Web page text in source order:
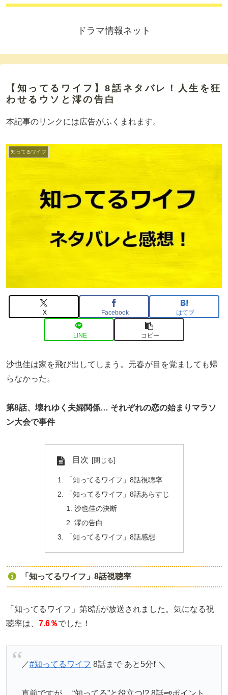
ドラマ情報ネット
【知ってるワイフ】8話ネタバレ！人生を狂
わせるウソと澪の告白
本記事のリンクには広告がふくまれます。
知ってるワイフ
X Facebook はてブ
LINE コピー
沙也佳は家を飛び出してしまう。元春が目を覚ましても帰
らなかった。
第8話、壊れゆく夫婦関係… それぞれの恋の始まりマラソ
ン大会で事件
目次
「知ってるワイフ」8話視聴率
「知ってるワイフ」8話あらすじ
沙也佳の決断
澪の告白
「知ってるワイフ」8話感想
「知ってるワイフ」8話視聴率
「知ってるワイフ」第8話が放送されました。気になる視
聴率は、 7.6％でした！
／#知ってるワイフ 8話まで あと5分❗ ＼
直前ですが… “知ってる”と役立つ!? 8話🗝ポイント